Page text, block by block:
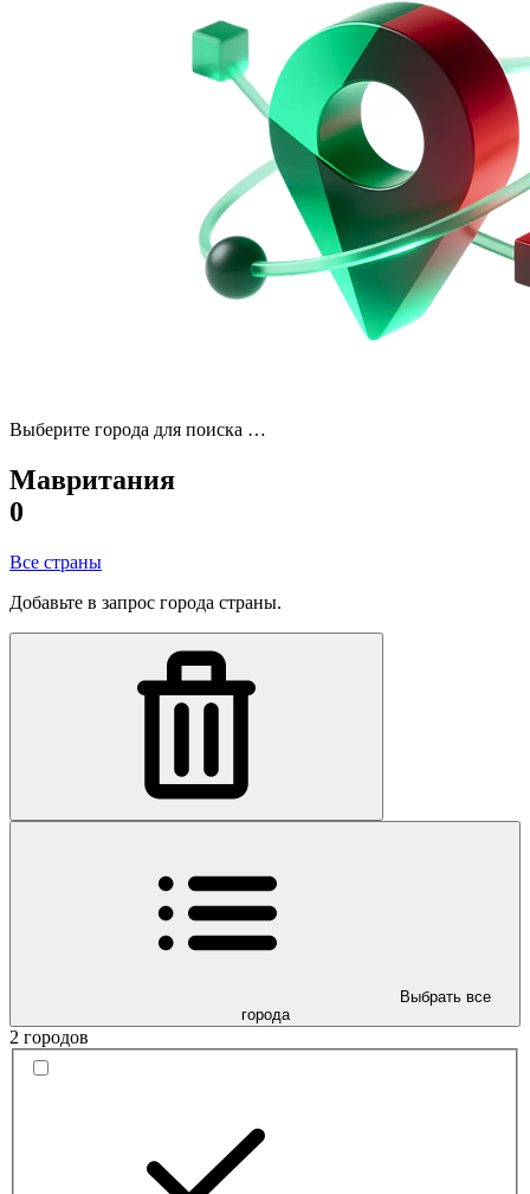
Выберите города для поиска …
Мавритания
0
Все страны
Добавьте в запрос города страны.
Выбрать все
города
2 городов